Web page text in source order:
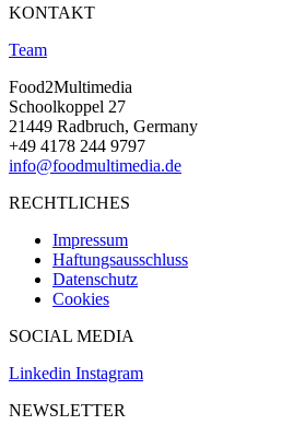
KONTAKT
Team
Food2Multimedia
Schoolkoppel 27
21449 Radbruch, Germany
+49 4178 244 9797
info@foodmultimedia.de
RECHTLICHES
Impressum
Haftungsausschluss
Datenschutz
Cookies
SOCIAL MEDIA
Linkedin Instagram
NEWSLETTER